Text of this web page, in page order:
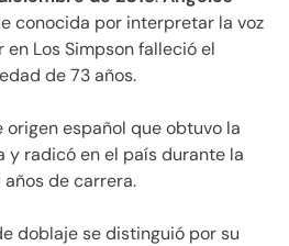
conocida por interpretar la voz
Los Simpson falleció el
de 73 años.
origen español que obtuvo la
y radicó en el país durante la
de carrera.
doblaje se distinguió por su